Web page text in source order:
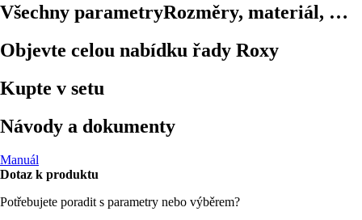
Všechny parametryRozměry, materiál, …
Objevte celou nabídku řady Roxy
Kupte v setu
Návody a dokumenty
Manuál
Dotaz k produktu
Potřebujete poradit s parametry nebo výběrem?